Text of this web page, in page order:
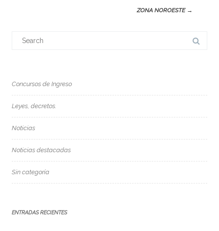
ZONA NOROESTE →
Concursos de Ingreso
Leyes, decretos.
Noticias
Noticias destacadas
Sin categoría
ENTRADAS RECIENTES